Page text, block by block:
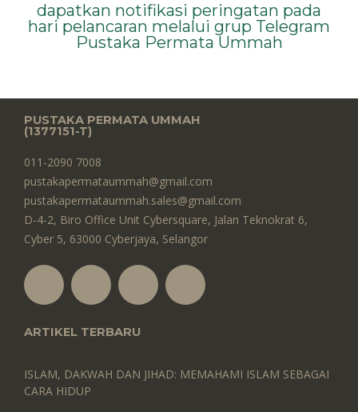
dapatkan notifikasi peringatan pada
hari pelancaran melalui grup Telegram
Pustaka Permata Ummah
PUSTAKA PERMATA UMMAH
(1377151-T)​
011-2090 7008
pustakapermataummah@gmail.com
pustakapermataummah.sales@gmail.com
D-4-2, Biro Office Unit Cybersquare, Jalan Teknokrat 6,
Cyber 5, 63000 Cyberjaya, Selangor
ARTIKEL TERBARU
ISLAM, DAKWAH DAN JIHAD: MEMAHAMI ISLAM SEBAGAI
CARA HIDUP